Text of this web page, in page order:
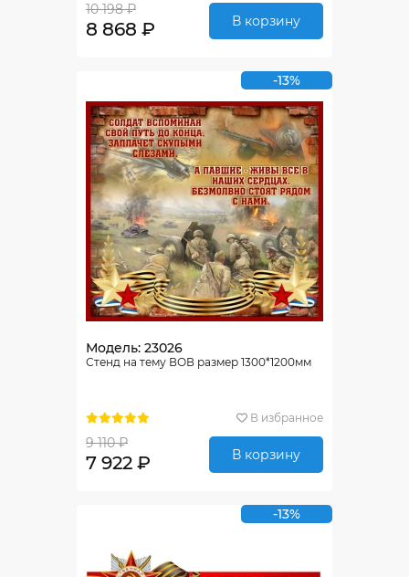
10 198 ₽
8 868 ₽ В корзину
-13%
Модель: 23026
Стенд на тему ВОВ размер 1300*1200мм
В избранное
9 110 ₽
7 922 ₽ В корзину
-13%